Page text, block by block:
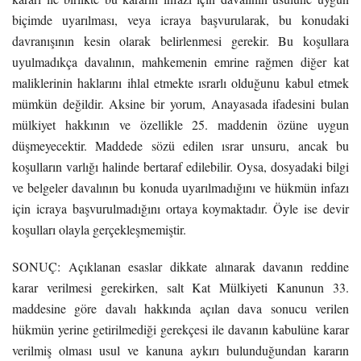
biçimde uyarılması, veya icraya başvurularak, bu konudaki
davranışının kesin olarak belirlenmesi gerekir. Bu koşullara
uyulmadıkça davalının, mahkemenin emrine rağmen diğer kat
maliklerinin haklarını ihlal etmekte ısrarlı olduğunu kabul etmek
mümkün değildir. Aksine bir yorum, Anayasada ifadesini bulan
mülkiyet hakkının ve özellikle 25. maddenin özüne uygun
düşmeyecektir. Maddede sözü edilen ısrar unsuru, ancak bu
koşulların varlığı halinde bertaraf edilebilir. Oysa, dosyadaki bilgi
ve belgeler davalının bu konuda uyarılmadığını ve hükmün infazı
için icraya başvurulmadığını ortaya koymaktadır. Öyle ise devir
koşulları olayla gerçekleşmemiştir.
SONUÇ: Açıklanan esaslar dikkate alınarak davanın reddine
karar verilmesi gerekirken, salt Kat Mülkiyeti Kanunun 33.
maddesine göre davalı hakkında açılan dava sonucu verilen
hükmün yerine getirilmediği gerekçesi ile davanın kabulüne karar
verilmiş olması usul ve kanuna aykırı bulunduğundan kararın